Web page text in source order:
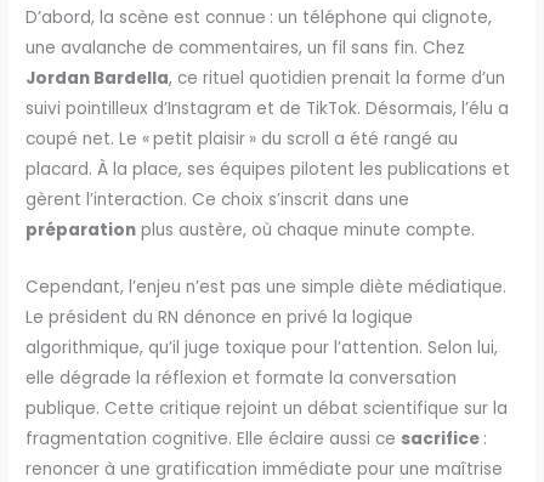
D’abord, la scène est connue : un téléphone qui clignote,
une avalanche de commentaires, un fil sans fin. Chez
Jordan Bardella, ce rituel quotidien prenait la forme d’un
suivi pointilleux d’Instagram et de TikTok. Désormais, l’élu a
coupé net. Le « petit plaisir » du scroll a été rangé au
placard. À la place, ses équipes pilotent les publications et
gèrent l’interaction. Ce choix s’inscrit dans une
préparation plus austère, où chaque minute compte.
Cependant, l’enjeu n’est pas une simple diète médiatique.
Le président du RN dénonce en privé la logique
algorithmique, qu’il juge toxique pour l’attention. Selon lui,
elle dégrade la réflexion et formate la conversation
publique. Cette critique rejoint un débat scientifique sur la
fragmentation cognitive. Elle éclaire aussi ce sacrifice :
renoncer à une gratification immédiate pour une maîtrise